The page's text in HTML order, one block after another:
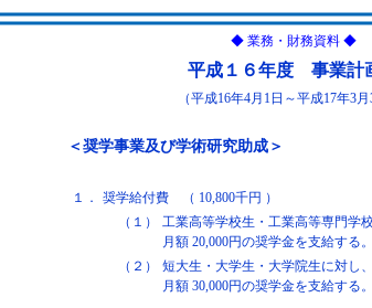
◆ 業務・財務資料 ◆
平成１６年度 事業計
（平成16年4月1日～平成17年3月
＜奨学事業及び学術研究助成＞
１．
奨学給付費 （ 10,800千円 ）
（１）
工業高等学校生・工業高等専門学
月額 20,000円の奨学金を支給する。
（２）
短大生・大学生・大学院生に対し、
月額 30,000円の奨学金を支給する。